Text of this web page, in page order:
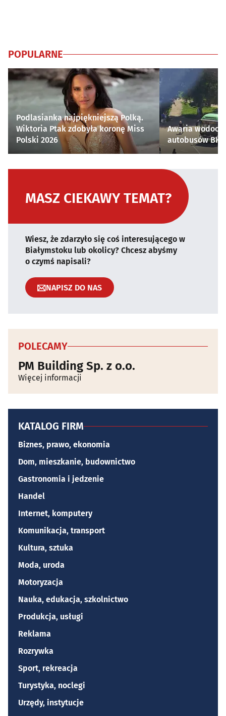
POPULARNE
Podlasianka najpiękniejszą Polką.
Wiktoria Ptak zdobyła koronę Miss
Polski 2026
Awaria
autobusów
MASZ CIEKAWY TEMAT?
Wiesz, że zdarzyło się coś interesującego w
Białymstoku lub okolicy? Chcesz abyśmy
o czymś napisali?
NAPISZ DO NAS
POLECAMY
PM Building Sp. z o.o.
Więcej informacji
KATALOG FIRM
Biznes, prawo, ekonomia
Dom, mieszkanie, budownictwo
Gastronomia i jedzenie
Handel
Internet, komputery
Komunikacja, transport
Kultura, sztuka
Moda, uroda
Motoryzacja
Nauka, edukacja, szkolnictwo
Produkcja, usługi
Reklama
Rozrywka
Sport, rekreacja
Turystyka, noclegi
Urzędy, instytucje